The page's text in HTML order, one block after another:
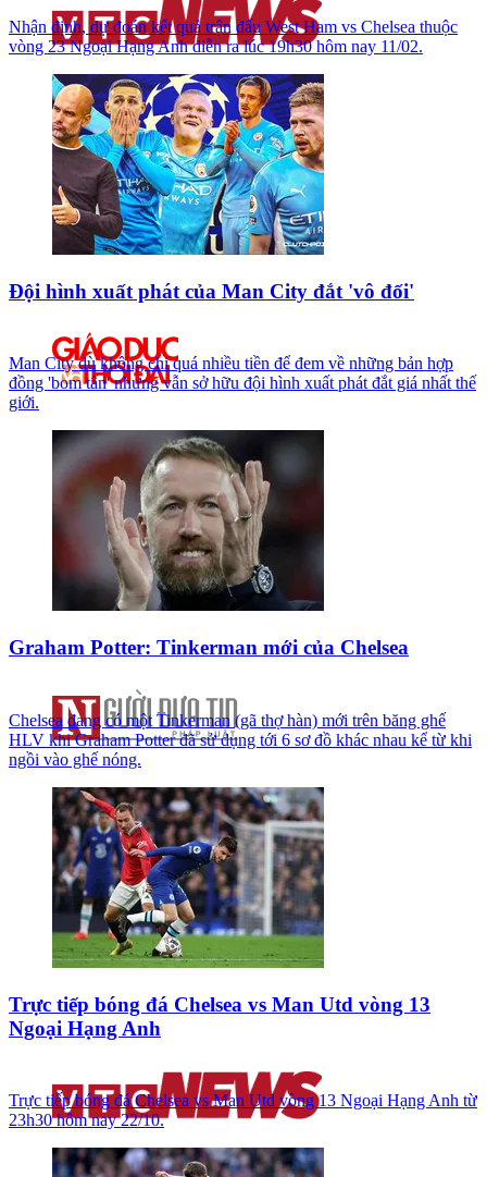
Nhận định, dự đoán kết quả trận đấu West Ham vs Chelsea thuộc
vòng 23 Ngoại Hạng Anh diễn ra lúc 19h30 hôm nay 11/02.
Đội hình xuất phát của Man City đắt 'vô đối'
Man City dù không chi quá nhiều tiền để đem về những bản hợp
đồng 'bom tấn' nhưng vẫn sở hữu đội hình xuất phát đắt giá nhất thế
giới.
Graham Potter: Tinkerman mới của Chelsea
Chelsea đang có một Tinkerman (gã thợ hàn) mới trên băng ghế
HLV khi Graham Potter đã sử dụng tới 6 sơ đồ khác nhau kể từ khi
ngồi vào ghế nóng.
Trực tiếp bóng đá Chelsea vs Man Utd vòng 13
Ngoại Hạng Anh
Trực tiếp bóng đá Chelsea vs Man Utd vòng 13 Ngoại Hạng Anh từ
23h30 hôm nay 22/10.